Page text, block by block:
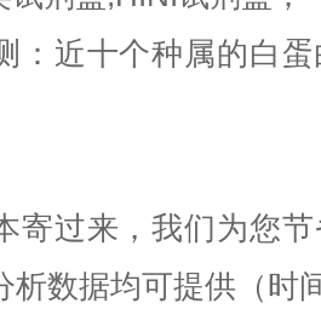
：近十个种属的白
寄过来，我们为您
析数据均可提供（时